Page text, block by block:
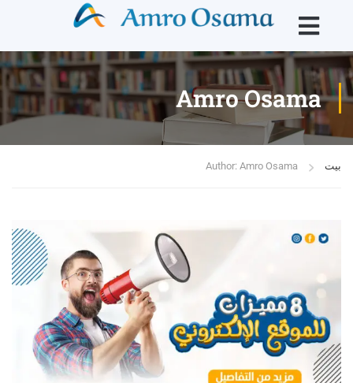
Amro Osama
بيت Author: Amro Osama